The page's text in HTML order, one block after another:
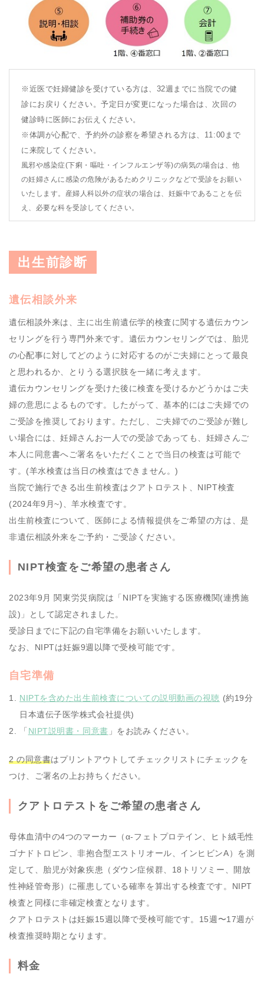
※近医で妊婦健診を受けている方は、32週までに当院での健
診にお戻りください。予定日が変更になった場合は、次回の
健診時に医師にお伝えください。
※体調が心配で、予約外の診察を希望される方は、11:00まで
に来院してください。
風邪や感染症(下痢・嘔吐・インフルエンザ等)の病気の場合は、他
の妊婦さんに感染の危険があるためクリニックなどで受診をお願い
いたします。産婦人科以外の症状の場合は、妊娠中であることを伝
え、必要な科を受診してください。
出生前診断
遺伝相談外来
遺伝相談外来は、主に出生前遺伝学的検査に関する遺伝カウン
セリングを行う専門外来です。遺伝カウンセリングでは、胎児
の心配事に対してどのように対応するのがご夫婦にとって最良
と思われるか、とりうる選択肢を一緒に考えます。
遺伝カウンセリングを受けた後に検査を受けるかどうかはご夫
婦の意思によるものです。したがって、基本的にはご夫婦での
ご受診を推奨しております。ただし、ご夫婦でのご受診が難し
い場合には、妊婦さんお一人での受診であっても、妊婦さんご
本人に同意書へご署名をいただくことで当日の検査は可能で
す。(羊水検査は当日の検査はできません。)
当院で施行できる出生前検査はクアトロテスト、NIPT検査
(2024年9月~)、羊水検査です。
出生前検査について、医師による情報提供をご希望の方は、是
非遺伝相談外来をご予約・ご受診ください。
NIPT検査をご希望の患者さん
2023年9月 関東労災病院は「NIPTを実施する医療機関(連携施
設)」として認定されました。
受診日までに下記の自宅準備をお願いいたします。
なお、NIPTは妊娠9週以降で受検可能です。
自宅準備
NIPTを含めた出生前検査についての説明動画の視聴 (約19分
日本遺伝子医学株式会社提供)
「 NIPT説明書・同意書 」をお読みください。
2 の同意書はプリントアウトしてチェックリストにチェックを
つけ、ご署名の上お持ちください。
クアトロテストをご希望の患者さん
母体血清中の4つのマーカー（α-フェトプロテイン、ヒト絨毛性
ゴナドトロピン、非抱合型エストリオール、インヒビンA）を測
定して、胎児が対象疾患（ダウン症候群、18トリソミー、開放
性神経管奇形）に罹患している確率を算出する検査です。NIPT
検査と同様に非確定検査となります。
クアトロテストは妊娠15週以降で受検可能です。15週〜17週が
検査推奨時期となります。
料金